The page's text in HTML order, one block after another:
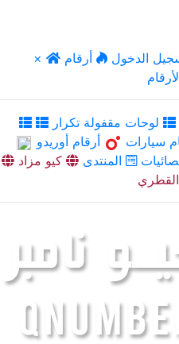
× الدخول
أرقام
لوحات مقفولة تكرار
سيارات
أرقام أوريدو
المنتدى
كيو مزاد
القطري